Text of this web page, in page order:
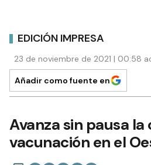
EDICIÓN IMPRESA
23 de noviembre de 2021 | 00:58
Añadir como fuente en
Avanza sin pausa
vacunación en el